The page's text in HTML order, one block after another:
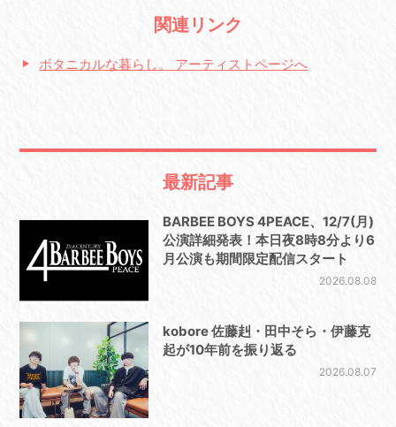
関連リンク
ボタニカルな暮らし。 アーティストページへ
最新記事
BARBEE BOYS 4PEACE、12/7(月)
公演詳細発表！本日夜8時8分より6
月公演も期間限定配信スタート
2026.08.08
kobore 佐藤赳・田中そら・伊藤克
起が10年前を振り返る
2026.08.07